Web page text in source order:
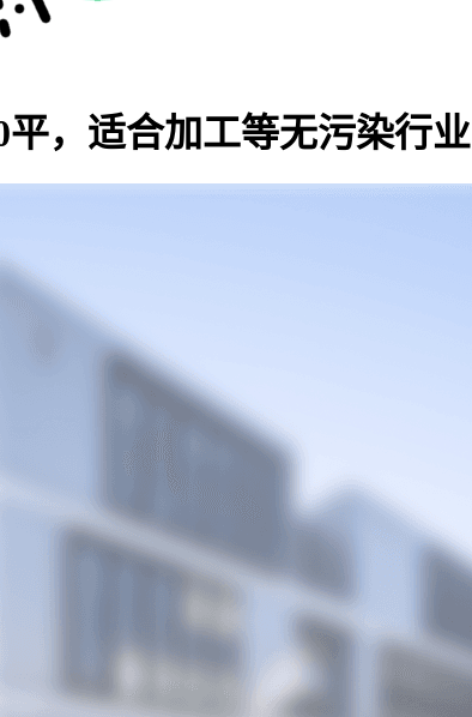
，适合加工等无污染行业